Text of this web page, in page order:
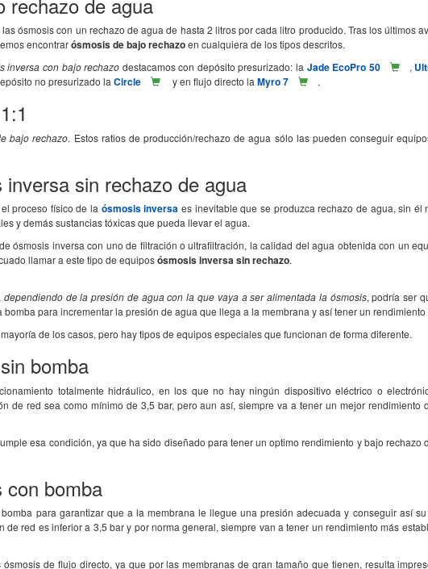
ósmosis con un rechazo de agua de hasta 2 litros por cada litro producido. Tras los últimos
encontrarósmosis de bajo rechazoen cualquiera de los tipos descritos.
inversa con bajo rechazo destacamos con depósito presurizado: la Jade EcoPro 50 ,
no presurizado la Circle y en flujo directo la Myro 7 .
bajo rechazo. Estos ratios de producción/rechazo de agua sólo las pueden conseguir
sin rechazo de agua
proceso físico de la ósmosis inversa es inevitable que se produzca rechazo de agua, sin él
y demás sustancias tóxicas que pueda llevar el agua.
ósmosis inversa con uno de filtración o ultrafiltración, la calidad del agua obtenida con un
llamar a este tipo de equiposósmosis inversa sin rechazo.
dependiendo de la presión de agua con la que vaya a ser alimentada la ósmosis, podría ser
para incrementar la presión de agua que llega a la membrana y así tener un
de los casos, pero hay tipos de equipos especiales que funcionan de forma diferente.
bomba
totalmente hidráulico, en los que no hay ningún dispositivo eléctrico o
de red sea como mínimo de 3,5 bar, pero aun así, siempre va a tener un mejor rendimiento
esa condición, ya que ha sido diseñado para tener un optimo rendimiento y bajo rechazo
con bomba
para garantizar que a la membrana le llegue una presión adecuada y conseguir así
de red es inferior a 3,5 bar y por norma general, siempre van a tener un rendimiento más
de flujo directo, ya que por las membranas de gran tamaño que tienen, resulta